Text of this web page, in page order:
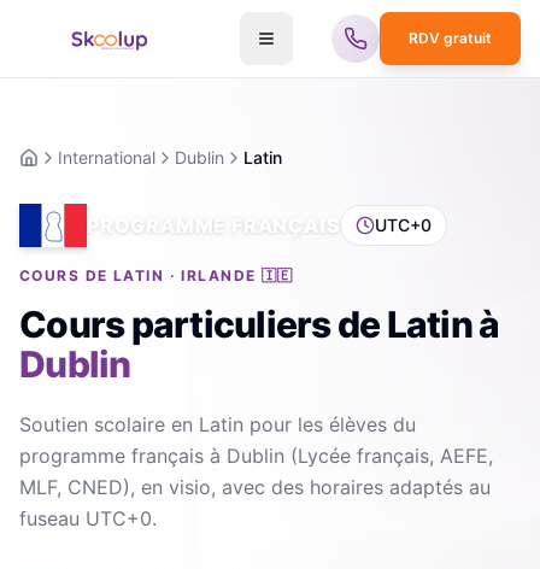
RDV gratuit
AccueilInternational Dublin Latin
PROGRAMME FRANÇAIS UTC+0
COURS DE LATIN · IRLANDE 🇮🇪
Cours particuliers de Latinà
Dublin
Soutien scolaire en Latin pour les élèves du
programme français à Dublin (Lycée français, AEFE,
MLF, CNED), en visio, avec des horaires adaptés au
fuseau UTC+0.